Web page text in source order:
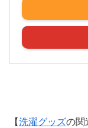
【洗濯グッズの関